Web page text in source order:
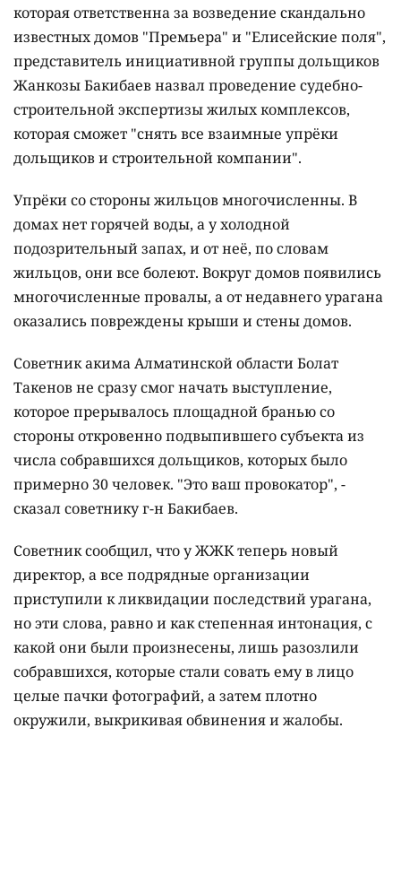
которая ответственна за возведение скандально
известных домов "Премьера" и "Елисейские поля",
представитель инициативной группы дольщиков
Жанкозы Бакибаев назвал проведение судебно-
строительной экспертизы жилых комплексов,
которая сможет "снять все взаимные упрёки
дольщиков и строительной компании".
Упрёки со стороны жильцов многочисленны. В
домах нет горячей воды, а у холодной
подозрительный запах, и от неё, по словам
жильцов, они все болеют. Вокруг домов появились
многочисленные провалы, а от недавнего урагана
оказались повреждены крыши и стены домов.
Советник акима Алматинской области Болат
Такенов не сразу смог начать выступление,
которое прерывалось площадной бранью со
стороны откровенно подвыпившего субъекта из
числа собравшихся дольщиков, которых было
примерно 30 человек. "Это ваш провокатор", -
сказал советнику г-н Бакибаев.
Советник сообщил, что у ЖЖК теперь новый
директор, а все подрядные организации
приступили к ликвидации последствий урагана,
но эти слова, равно и как степенная интонация, с
какой они были произнесены, лишь разозлили
собравшихся, которые стали совать ему в лицо
целые пачки фотографий, а затем плотно
окружили, выкрикивая обвинения и жалобы.